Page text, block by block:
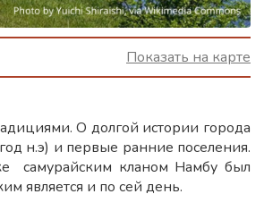
Показать на карте
О долгой истории города
н.э) и первые ранние поселения.
самурайским кланом Намбу был
является и по сей день.